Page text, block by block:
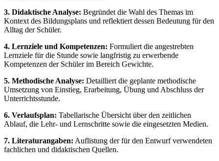
3. Didaktische Analyse: Begründet die Wahl des Themas im
Kontext des Bildungsplans und reflektiert dessen Bedeutung für den
Alltag der Schüler.
4. Lernziele und Kompetenzen: Formuliert die angestrebten
Lernziele für die Stunde sowie langfristig zu erwerbende
Kompetenzen der Schüler im Bereich Gewichte.
5. Methodische Analyse: Detailliert die geplante methodische
Umsetzung von Einstieg, Erarbeitung, Übung und Abschluss der
Unterrichtsstunde.
6. Verlaufsplan: Tabellarische Übersicht über den zeitlichen
Ablauf, die Lehr- und Lernschritte sowie die eingesetzten Medien.
7. Literaturangaben: Auflistung der für den Entwurf verwendeten
fachlichen und didaktischen Quellen.